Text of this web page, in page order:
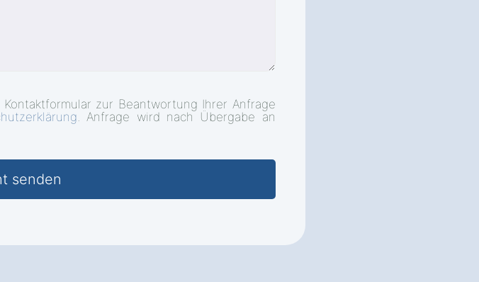
zur Beantwortung Ihrer Anfrage
. Anfrage wird nach Übergabe an